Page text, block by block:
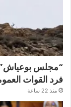
“مجلس
فرد القوات
منذ 22 ساعة